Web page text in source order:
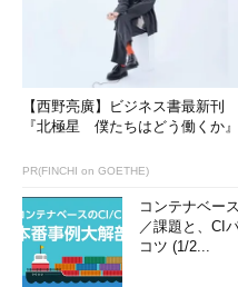
【西野亮廣】ビジネス書最新刊
『北極星 僕たちはどう働くか』
PR(FINCHI on GOETHE)
コンテナベー
／課題と、CI
コツ (1/2...